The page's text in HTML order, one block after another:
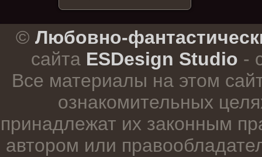
© Любовно-
сайта ESDesign Studio -
Все материалы на этом
ознакомительных
принадлежат их законным
автором или